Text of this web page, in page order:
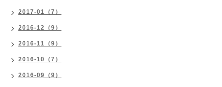
2017-01（7）
2016-12（9）
2016-11（9）
2016-10（7）
2016-09（9）